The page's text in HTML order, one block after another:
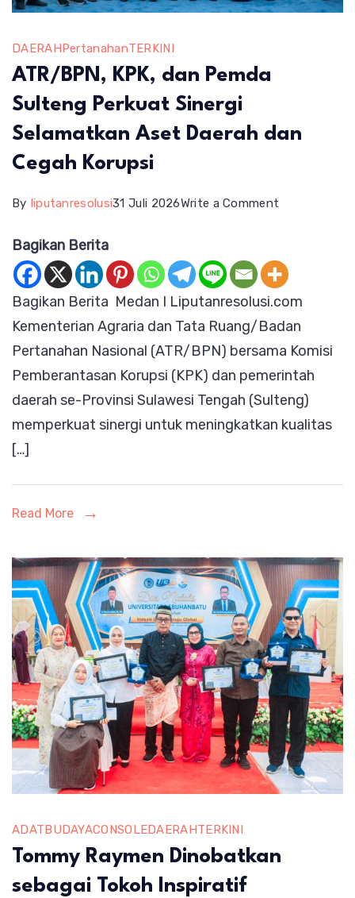
DAERAHPertanahanTERKINI
ATR/BPN, KPK, dan Pemda
Sulteng Perkuat Sinergi
Selamatkan Aset Daerah dan
Cegah Korupsi
By liputanresolusi31 Juli 2026Write a Comment
dan
Pemda
Sulteng
Perkuat
Sinergi
Selamatkan
Aset
Bagikan Berita
Bagikan Berita Medan I Liputanresolusi.com
Kementerian Agraria dan Tata Ruang/Badan
Pertanahan Nasional (ATR/BPN) bersama Komisi
Pemberantasan Korupsi (KPK) dan pemerintah
daerah se-Provinsi Sulawesi Tengah (Sulteng)
memperkuat sinergi untuk meningkatkan kualitas
[…]
Read More
ADATBUDAYACONSOLEDAERAHTERKINI
Tommy Raymen Dinobatkan
sebagai Tokoh Inspiratif